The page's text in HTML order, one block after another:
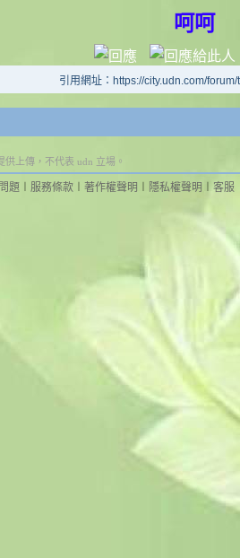
呵呵
引用網址：https://city.udn.com/
上傳，不代表 udn 立場。
題 服務條款 著作權聲明 隱私權聲明 客服